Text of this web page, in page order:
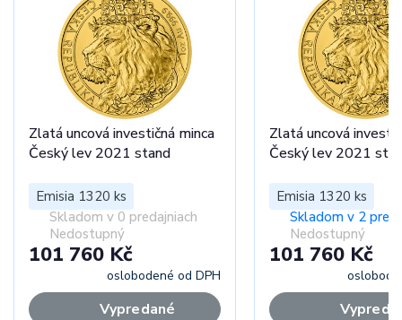
Zlatá uncová investičná minca
Český lev 2021 stand
Emisia 1320 ks
Skladom v 0 predajniach
Nedostupný
101 760 Kč
oslobodené od DPH
Vypredané
Zlatá uncová
Český lev 2021
Emisia 1320 ks
Skladom v 2
Nedostupný
101 760 Kč